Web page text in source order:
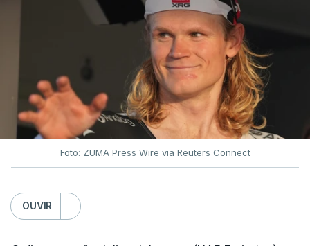
Foto: ZUMA Press Wire via Reuters Connect
OUVIR